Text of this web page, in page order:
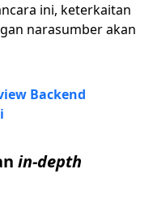
ini, keterkaitan
narasumber akan
Backend
in-depth